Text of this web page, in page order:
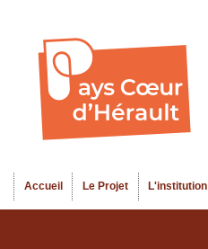
Menu principal
Accueil Le Projet L'institution